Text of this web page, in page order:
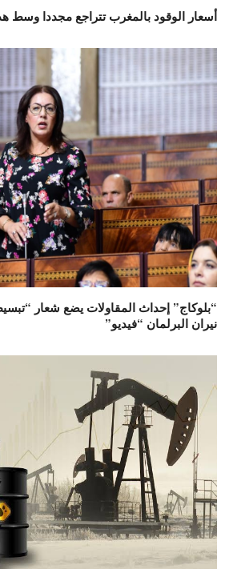
أسعار الوقود بالمغرب تتراجع مجددا وسط
“بلوكاج” إحداث المقاولات يضع شعار
نيران البرلمان “فيديو”